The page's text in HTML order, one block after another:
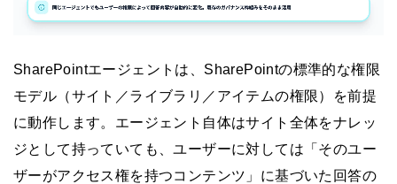
SharePointエージェントは、SharePointの標準的な権限
モデル（サイト／ライブラリ／アイテムの権限）を前提
に動作します。エージェント自体はサイト全体をナレッ
ジとして持っていても、ユーザーに対しては「そのユー
ザーがアクセス権を持つコンテンツ」に基づいた回答の